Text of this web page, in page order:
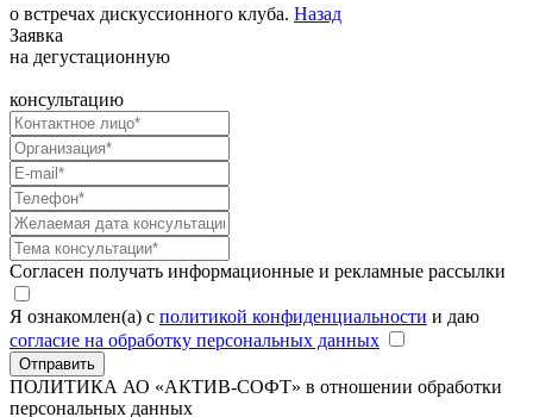
о встречах дискуссионного клуба. Назад
Заявка
на дегустационную
консультацию
Согласен получать информационные и рекламные рассылки
Я ознакомлен(а) с политикой конфиденциальности и даю
согласие на обработку персональных данных
Отправить
ПОЛИТИКА АО «АКТИВ-СОФТ» в отношении обработки
персональных данных